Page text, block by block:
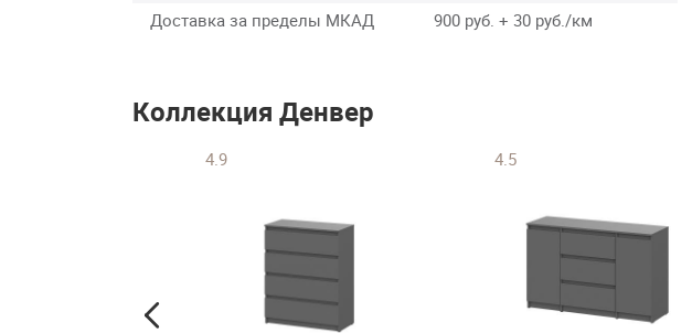
Доставка за пределы МКАД
900 руб. + 30 руб./км
Коллекция Денвер
4.9 4.5